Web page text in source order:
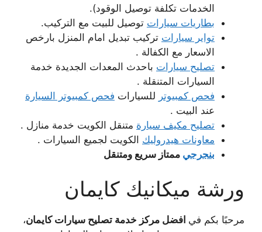
الخدمات تكلفة توصيل الوقود).
بطاريات سيارات توصيل للبيت مع التركيب.
تواير سيارات تركيب تبديل امام المنزل بارخص
الاسعار مع الكفالة .
تصليح سيارات باحدث المعدات الجديدة خدمة
السيارات المتنقلة .
فحص كمبيوتر للسيارات فحص كمبيوتر السيارة
عند البيت .
تصليح مكيف سيارة متنقل الكويت خدمة منازل .
معاونات هيدروليك الكويت لجميع السيارات .
بنجرجي ممتاز سريع ومتنقل
ورشة ميكانيك كايمان
مرحبًا بكم في افضل مركز خدمة تصليح سيارات كايمان،